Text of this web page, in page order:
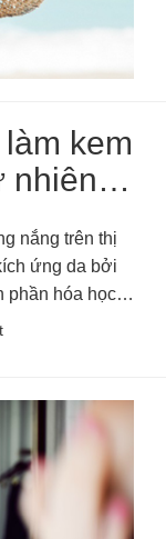
kem
nhiên
nắng trên thị
ứng da bởi
phần hóa học.
mà không mất
thức đơn giản